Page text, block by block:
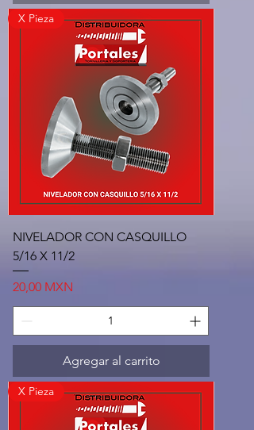
X Pieza
NIVELADOR CON CASQUILLO
5/16 X 11/2
Precio
20,00 MXN
Agregar al carrito
X Pieza